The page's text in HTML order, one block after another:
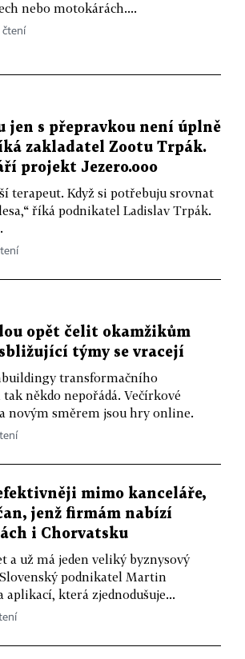
nebo motokárách....
čtení
jen s přepravkou není úplně
zakladatel Zootu Trpák.
projekt Jezero.ooo
terapeut. Když si potřebuju srovnat
říká podnikatel Ladislav Trpák.
opět čelit okamžikům
týmy se vracejí
transformačního
někdo nepořádá. Večírkové
novým směrem jsou hry online.
mimo kanceláře,
jenž firmám nabízí
i Chorvatsku
a už má jeden veliký byznysový
Slovenský podnikatel Martin
aplikací, která zjednodušuje...